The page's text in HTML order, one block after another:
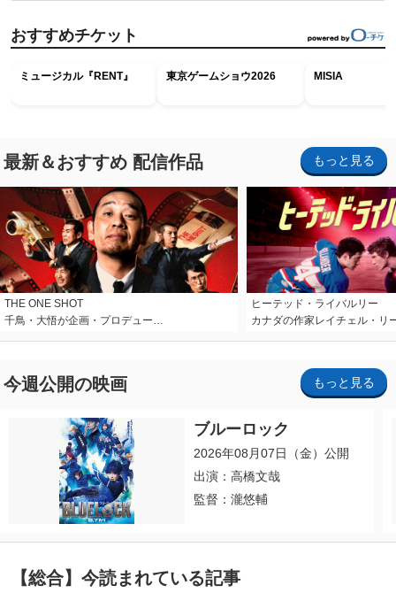
おすすめチケット
ミュージカル『RENT』 東京ゲームショウ2026 MISIA
最新＆おすすめ 配信作品 もっと見る
THE ONE SHOT
千鳥・大悟が企画・プロデュー…
ヒーテッド・ライバルリー
カナダの作家レイチェル・リ
今週公開の映画 もっと見る
ブルーロック
2026年08月07日（金）公開
出演：高橋文哉
監督：瀧悠輔
【総合】今読まれている記事